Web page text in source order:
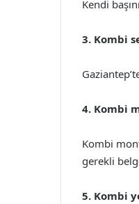
Kendi
3. Kombi
4. Kombi
Kombi
gerekli
5. Kombi